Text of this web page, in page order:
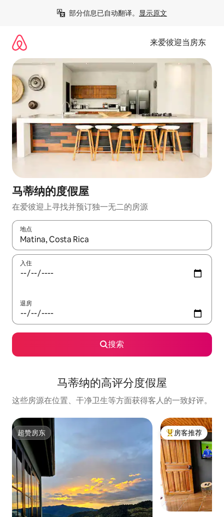
部分信息已自动翻译。 显示原文
来爱彼迎当房东
马蒂纳的度假屋
在爱彼迎上寻找并预订独一无二的房源
地点
如有搜索结果，请使用上下方向键查看，或通过点击或滑动手势
入住
退房
搜索
马蒂纳的高评分度假屋
这些房源在位置、干净卫生等方面获得客人的一致好评。
超赞房东
超赞房东 热门「房客推荐」
房客推荐